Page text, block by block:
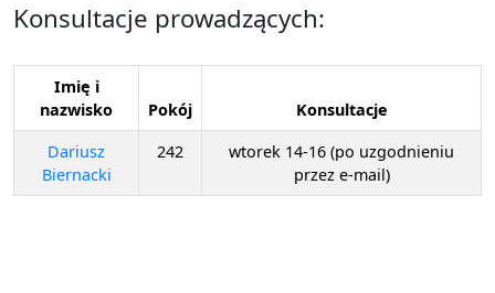
Konsultacje prowadzących:
Imię i
nazwisko
Pokój
Konsultacje
Dariusz
Biernacki
242
wtorek 14-16 (po uzgodnieniu
przez e-mail)
Modele językowe
Podstawy elektroniki, elektrotechniki i miernictwa
Podstawy grafiki komputerowej
Podstawy i zastosowania złożoności obliczeniowej
Polityka kosmiczna